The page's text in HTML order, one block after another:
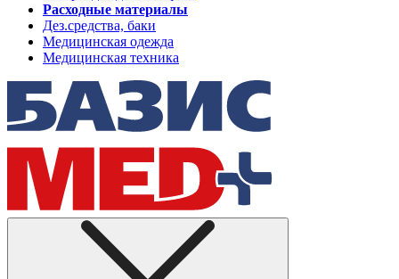
Расходные материалы
Дез.средства, баки
Медицинская одежда
Медицинская техника